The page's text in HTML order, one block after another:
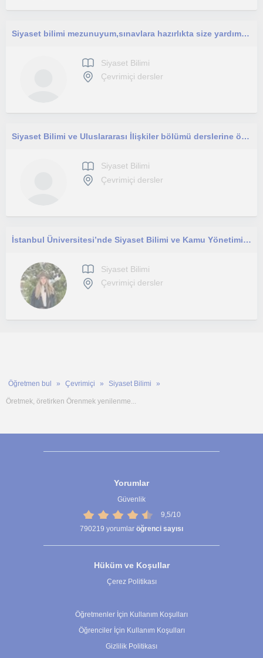
Siyaset bilimi mezunuyum,sınavlara hazırlıkta size yardımcı olabilirim.
Siyaset Bilimi
Çevrimiçi dersler
Siyaset Bilimi ve Uluslararası İlişkiler bölümü derslerine özel makale (paper) yazımı ve temel kavramların analizi.
Siyaset Bilimi
Çevrimiçi dersler
İstanbul Üniversitesi’nde Siyaset Bilimi ve Kamu Yönetimi alanında eğitimimi bitirdim ve yurt dışında hukuk eğitimi görmekteyim.
Siyaset Bilimi
Çevrimiçi dersler
Öğretmen bul Çevrimiçi Siyaset Bilimi
Öretmek, öretirken Örenmek yenilenme...
Yorumlar
Güvenlik
9,5/10
790219 yorumlar öğrenci sayısı
Hüküm ve Koşullar
Çerez Politikası
Öğretmenler İçin Kullanım Koşulları
Öğrenciler İçin Kullanım Koşulları
Gizlilik Politikası